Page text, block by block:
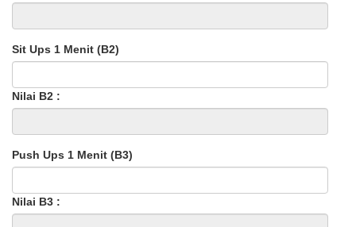
Sit Ups 1 Menit (B2)
Nilai B2 :
Push Ups 1 Menit (B3)
Nilai B3 :